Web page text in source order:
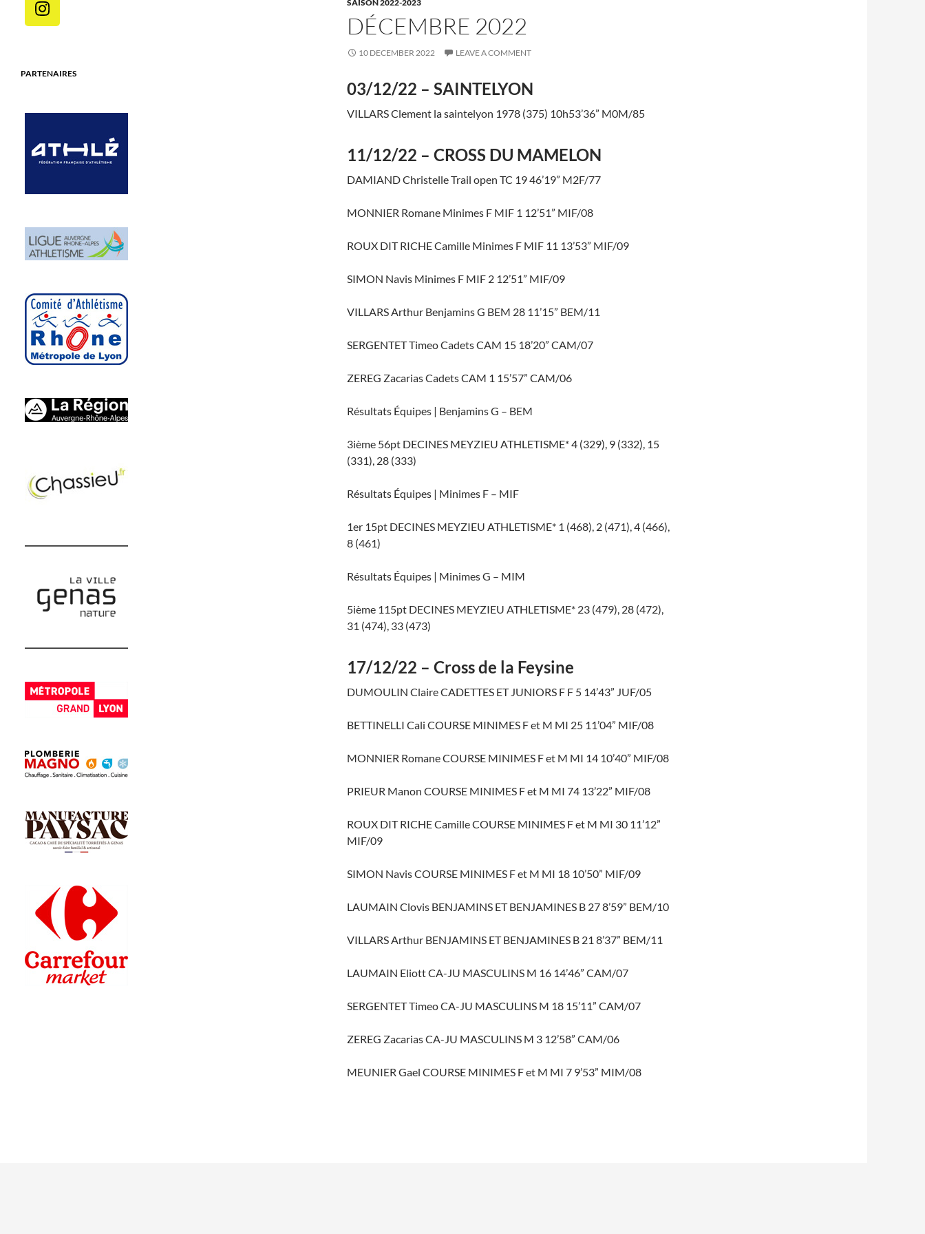
SAISON 2022-2023
DÉCEMBRE 2022
10 DECEMBER 2022 LEAVE A COMMENT
03/12/22 – SAINTELYON
VILLARS Clement la saintelyon 1978 (375) 10h53’36” M0M/85
11/12/22 – CROSS DU MAMELON
DAMIAND Christelle Trail open TC 19 46’19” M2F/77
MONNIER Romane Minimes F MIF 1 12’51” MIF/08
ROUX DIT RICHE Camille Minimes F MIF 11 13’53” MIF/09
SIMON Navis Minimes F MIF 2 12’51” MIF/09
VILLARS Arthur Benjamins G BEM 28 11’15” BEM/11
SERGENTET Timeo Cadets CAM 15 18’20” CAM/07
ZEREG Zacarias Cadets CAM 1 15’57” CAM/06
Résultats Équipes | Benjamins G – BEM
3ième 56pt DECINES MEYZIEU ATHLETISME* 4 (329), 9 (332), 15
(331), 28 (333)
Résultats Équipes | Minimes F – MIF
1er 15pt DECINES MEYZIEU ATHLETISME* 1 (468), 2 (471), 4 (466),
8 (461)
Résultats Équipes | Minimes G – MIM
5ième 115pt DECINES MEYZIEU ATHLETISME* 23 (479), 28 (472),
31 (474), 33 (473)
17/12/22 – Cross de la Feysine
DUMOULIN Claire CADETTES ET JUNIORS F F 5 14’43” JUF/05
BETTINELLI Cali COURSE MINIMES F et M MI 25 11’04” MIF/08
MONNIER Romane COURSE MINIMES F et M MI 14 10’40” MIF/08
PRIEUR Manon COURSE MINIMES F et M MI 74 13’22” MIF/08
ROUX DIT RICHE Camille COURSE MINIMES F et M MI 30 11’12”
MIF/09
SIMON Navis COURSE MINIMES F et M MI 18 10’50” MIF/09
LAUMAIN Clovis BENJAMINS ET BENJAMINES B 27 8’59” BEM/10
VILLARS Arthur BENJAMINS ET BENJAMINES B 21 8’37” BEM/11
LAUMAIN Eliott CA-JU MASCULINS M 16 14’46” CAM/07
SERGENTET Timeo CA-JU MASCULINS M 18 15’11” CAM/07
ZEREG Zacarias CA-JU MASCULINS M 3 12’58” CAM/06
MEUNIER Gael COURSE MINIMES F et M MI 7 9’53” MIM/08
PARTENAIRES